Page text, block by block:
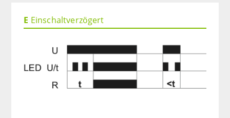
E Einschaltverzögert